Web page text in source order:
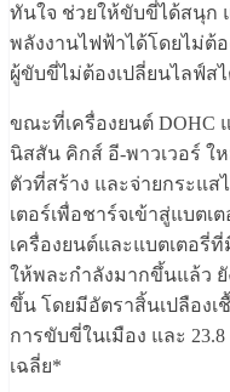
ทันใจ ช่วยให้ขับขี่ได้สนุก
พลังงานไฟฟ้าได้โดยไม่ต้
ผู้ขับขี่ไม่ต้องเปลี่ยนไลฟ์ส
ขณะที่เครื่องยนต์ DOHC
นิสสัน คิกส์ อี-พาวเวอร์ ใ
ตัวที่สร้าง และจ่ายกระแส
เตอร์เพื่อชาร์จเข้าสู่แบต
เครื่องยนต์และแบตเตอรี่
ให้พละกำลังมากขึ้นแล้ว
ขึ้น โดยมีอัตราสิ้นเปลืองเ
การขับขี่ในเมือง และ
เฉลี่ย*